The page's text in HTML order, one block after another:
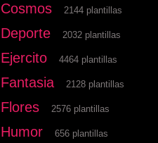
Cosmos 2144 plantillas
Deporte 2032 plantillas
Ejercito 4464 plantillas
Fantasia 2128 plantillas
Flores 2576 plantillas
Humor 656 plantillas